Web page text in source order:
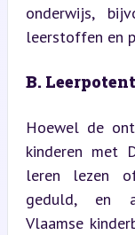
onderwijs,
leerstoffen en
B.
Hoewel de
kinderen met
leren lezen
geduld, en
Vlaamse